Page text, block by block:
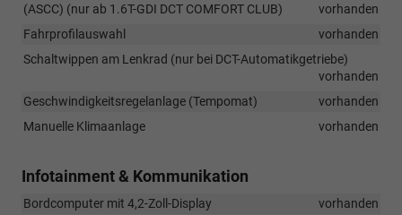
(ASCC) (nur ab 1.6T-GDI DCT COMFORT CLUB)
vorhanden
Fahrprofilauswahl
vorhanden
Schaltwippen am Lenkrad (nur bei DCT-Automatikgetriebe)
vorhanden
Geschwindigkeitsregelanlage (Tempomat)
vorhanden
Manuelle Klimaanlage
vorhanden
Infotainment & Kommunikation
Bordcomputer mit 4,2-Zoll-Display
vorhanden